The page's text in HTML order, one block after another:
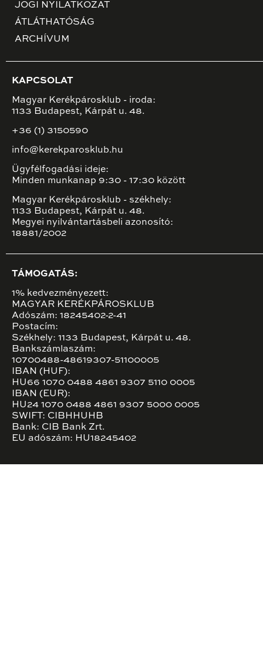
JOGI NYILATKOZAT
ÁTLÁTHATÓSÁG
ARCHÍVUM
KAPCSOLAT
Magyar Kerékpárosklub - iroda:
1133 Budapest, Kárpát u. 48.
+36 (1) 3150590
info@kerekparosklub.hu
Ügyfélfogadási ideje:
Minden munkanap 9:30 - 17:30 között
Magyar Kerékpárosklub - székhely:
1133 Budapest, Kárpát u. 48.
Megyei nyilvántartásbeli azonosító:
18881/2002
TÁMOGATÁS:
1% kedvezményezett:
MAGYAR KERÉKPÁROSKLUB
Adószám: 18245402-2-41
Postacím:
Székhely: 1133 Budapest, Kárpát u. 48.
Bankszámlaszám:
10700488-48619307-51100005
IBAN (HUF):
HU66 1070 0488 4861 9307 5110 0005
IBAN (EUR):
HU24 1070 0488 4861 9307 5000 0005
SWIFT: CIBHHUHB
Bank: CIB Bank Zrt.
EU adószám: HU18245402